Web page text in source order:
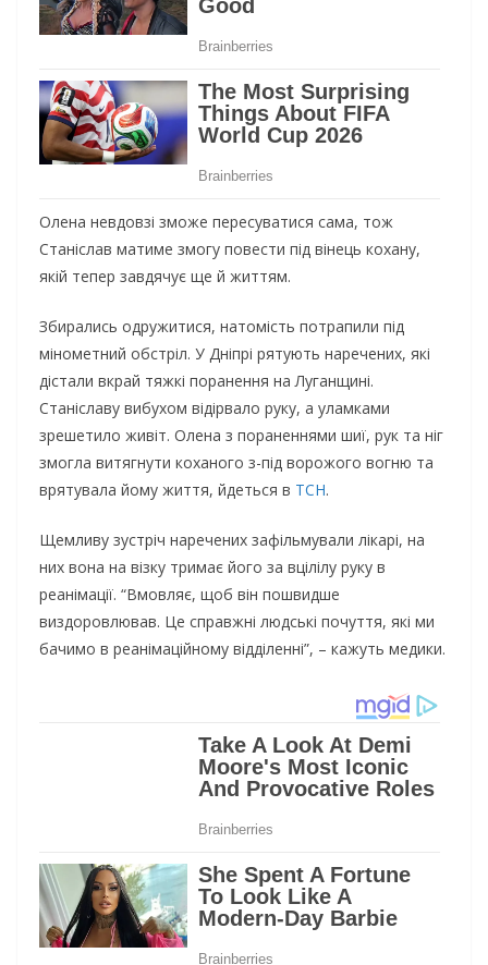
Олена невдовзі зможе пересуватися сама, тож
Станіслав матиме змогу повести під вінець кохану,
якій тепер завдячує ще й життям.
Збирались одружитися, натомість потрапили під
мінометний обстріл. У Дніпрі рятують наречених, які
дістали вкрай тяжкі поранення на Луганщині.
Станіславу вибухом відірвало руку, а уламками
зрешетило живіт. Олена з пораненнями шиї, рук та ніг
змогла витягнути коханого з-під ворожого вогню та
врятувала йому життя, йдеться в ТСН.
Щемливу зустріч наречених зафільмували лікарі, на
них вона на візку тримає його за вцілілу руку в
реанімації. “Вмовляє, щоб він пошвидше
виздоровлював. Це справжні людські почуття, які ми
бачимо в реанімаційному відділенні”, – кажуть медики.